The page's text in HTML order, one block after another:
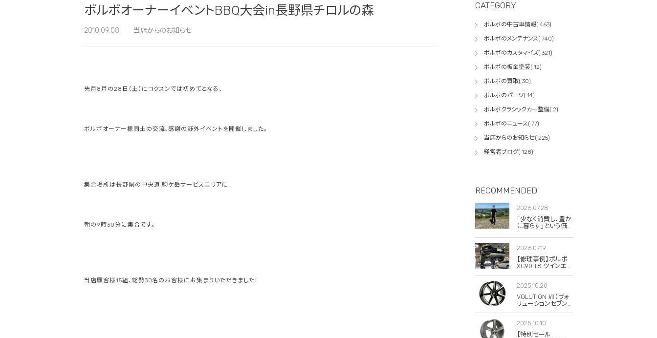
ボルボオーナーイベントBBQ大会in長野県チロルの森
2010.09.08 当店からのお知らせ
先月8月の28日（土）にコクスンでは初めてとなる、
ボルボオーナー様同士の交流、感謝の野外イベントを開催しました。
集合場所は長野県の中央道 駒ケ岳サービスエリアに
朝の9時30分に集合です。
当店顧客様15組、総勢30名のお客様にお集まりいただきました！
CATEGORY
ボルボの中古車情報( 463)
ボルボのメンテナンス( 740)
ボルボのカスタマイズ( 321)
ボルボの板金塗装( 12)
ボルボの買取( 30)
ボルボのパーツ( 14)
ボルボクラシックカー整備( 2)
ボルボのニュース( 77)
当店からのお知らせ( 225)
経営者ブログ( 128)
RECOMMENDED
2026.07.28
「少なく消費し、豊か
に暮らす」という価
スウェーデンに惹か
れる理由
2026.07.19
【修理事例】ボルボ
XC90 T8 ツインエン
ERAD（電動リアアク
スル駆動）交換・エア
コンコンプレッサー
交換
2025.10.20
VOLUTION Ⅶ（ヴォ
リューションセブン）
2025.10.10
【特別セール